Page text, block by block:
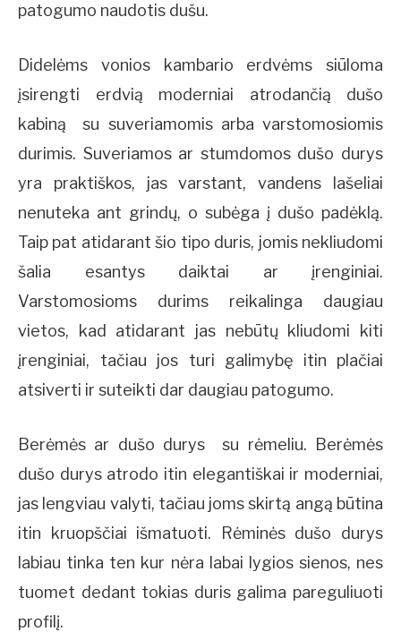
patogumo naudotis dušu.
Didelėms vonios kambario erdvėms siūloma
įsirengti erdvią moderniai atrodančią dušo
kabiną
su suveriamomis arba varstomosiomis
durimis. Suveriamos ar stumdomos dušo durys
yra praktiškos, jas varstant, vandens lašeliai
nenuteka ant grindų, o subėga į dušo padėklą.
Taip pat atidarant šio tipo duris, jomis nekliudomi
šalia esantys daiktai ar įrenginiai.
Varstomosioms durims reikalinga daugiau
vietos, kad atidarant jas nebūtų kliudomi kiti
įrenginiai, tačiau jos turi galimybę itin plačiai
atsiverti ir suteikti dar daugiau patogumo.
Berėmės ar dušo durys
su rėmeliu. Berėmės
dušo durys atrodo itin elegantiškai ir moderniai,
jas lengviau valyti, tačiau joms skirtą angą būtina
itin kruopščiai išmatuoti. Rėminės dušo durys
labiau tinka ten kur nėra labai lygios sienos, nes
tuomet dedant tokias duris galima pareguliuoti
profilį.